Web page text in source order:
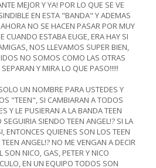
MEJOR Y YA! POR LO QUE SE VE
EN ESTA "BANDA" Y ADEMAS
NO SE HACEN PASAR POR MUY
CUANDO ESTABA EUGE, ERA HAY SI
NOS LLEVAMOS SUPER BIEN,
NO SOMOS COMO LAS OTRAS
Y MIRA LO QUE PASO!!!!!
UN NOMBRE PARA USTEDES Y
"TEEN", SI CAMBIARAN A TODOS
Y LE PUSIERAN A LA BANDA TEEN
SEGUIRIA SIENDO TEEN ANGEL!? SI LA
ENTONCES QUIENES SON LOS TEEN
ANGEL!? NO ME VENGAN A DECIR
SON NICO, GAS, PETER Y NICO
EN UN EQUIPO TODOS SON